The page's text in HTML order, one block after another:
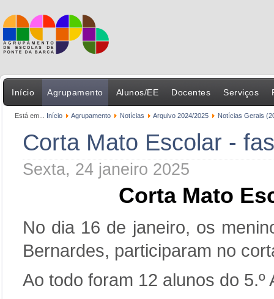
Início Agrupamento Alunos/EE Docentes Serviços
Está em... Início Agrupamento Notícias Arquivo 2024/2025 Notícias Gerais
Corta Mato Escolar -
Sexta, 24 janeiro 2025
Corta Mato
No dia 16 de janeiro, os
Bernardes, participaram no
Ao todo foram 12 alunos do 5.º